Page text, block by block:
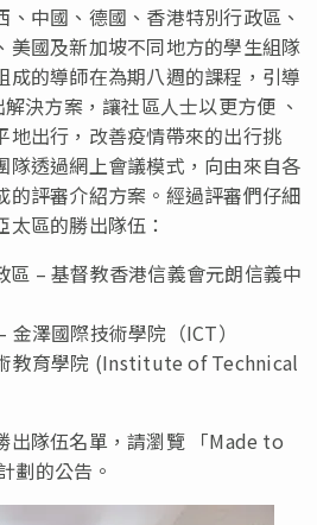
中國、德國、香港特別行政區、
美國及新加坡不同地方的學生組隊
成的導師在為期八週的課程，引導
決方案，讓社區人士以更方便 、
地出行，改善疫情帶來的出行挑
隊透過網上會議模式，向由來自各
的評審介紹方案。經過評審們仔細
區的勝出隊伍：
區 – 基督教香港信義會元朗信義中
澤國際技術學院（ICT）
教育學院 (Institute of Technical
出隊伍名單，請瀏覽 「Made to
劃的公告。